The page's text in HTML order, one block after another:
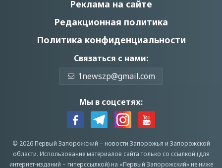
Реклама на сайте
Редакционная политика
Политика конфиденциальности
Связаться с нами:
1newszp@gmail.com
Мы в соцсетях:
© 2026 Первый Запорожский – новости Запорожья и Запорожской
области. Использование материалов сайта только со ссылкой (для
интернет-изданий – гиперссылкой) на «Первый Запорожский» не ниже